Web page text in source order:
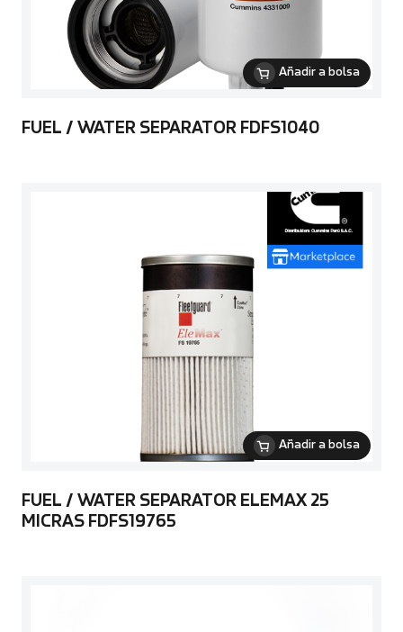
Añadir a bolsa
FUEL / WATER SEPARATOR FDFS1040
Añadir a bolsa
FUEL / WATER SEPARATOR ELEMAX 25
MICRAS FDFS19765